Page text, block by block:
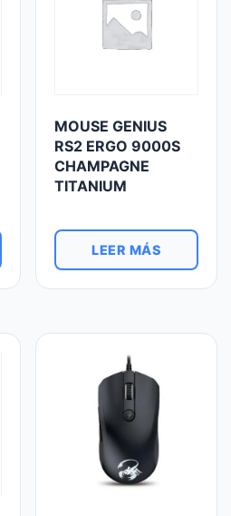
MOUSE GENIUS
RS2 ERGO 9000S
CHAMPAGNE
TITANIUM
LEER MÁS